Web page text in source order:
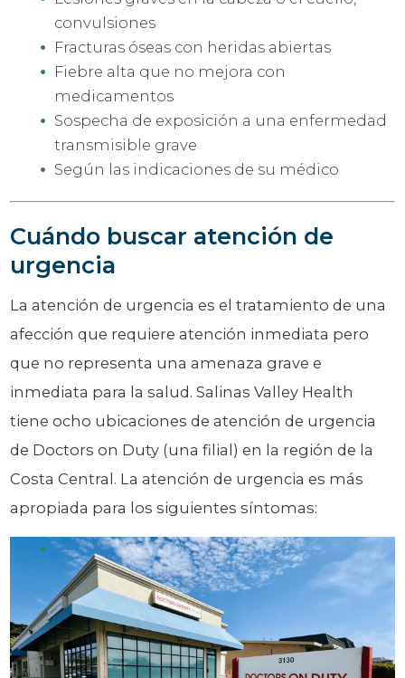
convulsiones
Fracturas óseas con heridas abiertas
Fiebre alta que no mejora con
medicamentos
Sospecha de exposición a una enfermedad
transmisible grave
Según las indicaciones de su médico
Cuándo buscar atención de
urgencia
La atención de urgencia es el tratamiento de una
afección que requiere atención inmediata pero
que no representa una amenaza grave e
inmediata para la salud. Salinas Valley Health
tiene ocho ubicaciones de atención de urgencia
de Doctors on Duty (una filial) en la región de la
Costa Central. La atención de urgencia es más
apropiada para los siguientes síntomas: